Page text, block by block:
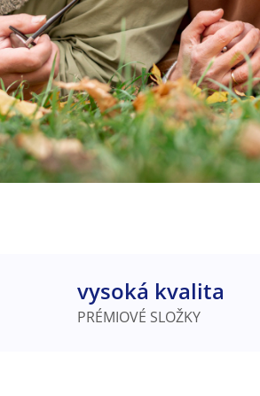
vysoká kvalita
PRÉMIOVÉ SLOŽKY